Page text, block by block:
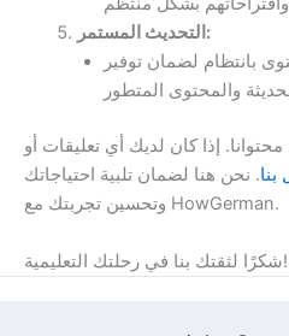
التحديث المستمر:
بانتظام لضمان توفير
إذا كان لديك أي تعليقات أو
بنا. نحن هنا لضمان تلبية احتياجاتك
وتحسين تجربتك مع HowGerman.
شكرًا لثقتك بنا في رحلتك التعليمية!